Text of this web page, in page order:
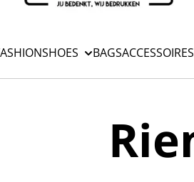
SHOES BAGSACCESSOIRES